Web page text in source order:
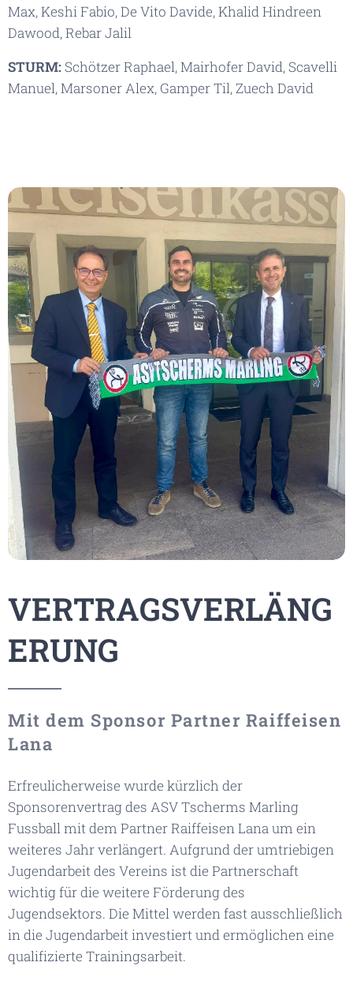
Max, Keshi Fabio, De Vito Davide, Khalid Hindreen
Dawood, Rebar Jalil
STURM: Schötzer Raphael, Mairhofer David, Scavelli
Manuel, Marsoner Alex, Gamper Til, Zuech David
VERTRAGSVERLÄNG
ERUNG
Mit dem Sponsor Partner Raiffeisen
Lana
Erfreulicherweise wurde kürzlich der
Sponsorenvertrag des ASV Tscherms Marling
Fussball mit dem Partner Raiffeisen Lana um ein
weiteres Jahr verlängert. Aufgrund der umtriebigen
Jugendarbeit des Vereins ist die Partnerschaft
wichtig für die weitere Förderung des
Jugendsektors. Die Mittel werden fast ausschließlich
in die Jugendarbeit investiert und ermöglichen eine
qualifizierte Trainingsarbeit.